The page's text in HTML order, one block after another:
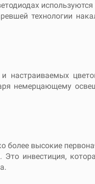
технологии
настраиваемых
немерцающему
более высокие
инвестиция,